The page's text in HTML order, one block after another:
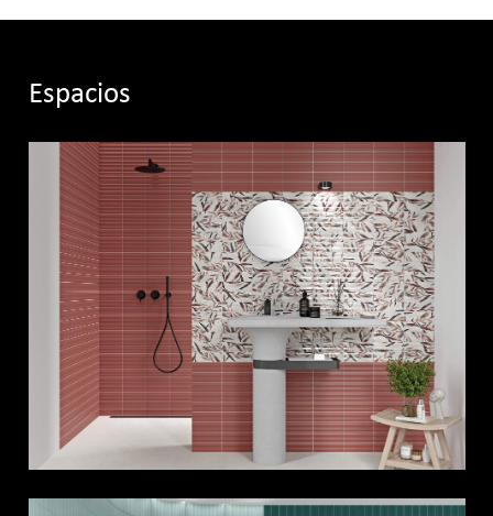
Espacios